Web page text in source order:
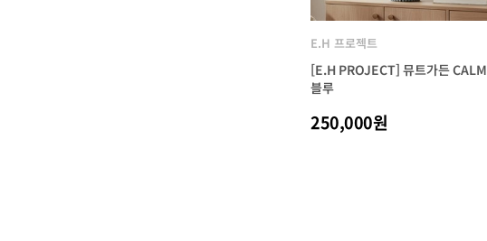
E.H 프로젝트
[E.H PROJECT] 뮤트가든 CALM
블루
250,000원